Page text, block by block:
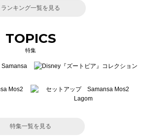
ランキング一覧を見る
TOPICS
特集
特集一覧を見る